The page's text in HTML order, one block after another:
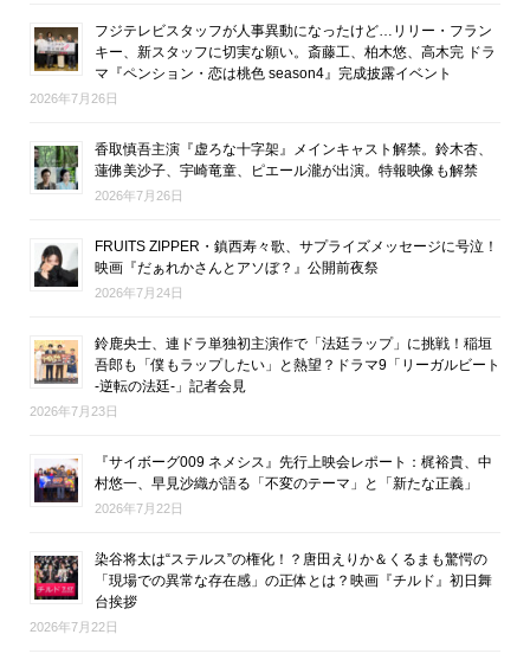
フジテレビスタッフが人事異動になったけど…リリー・フラン
キー、新スタッフに切実な願い。斎藤工、柏木悠、高木完 ドラ
マ『ペンション・恋は桃色 season4』完成披露イベント
2026年7月26日
香取慎吾主演『虚ろな十字架』メインキャスト解禁。鈴木杏、
蓮佛美沙子、宇崎竜童、ピエール瀧が出演。特報映像も解禁
2026年7月26日
FRUITS ZIPPER・鎮西寿々歌、サプライズメッセージに号泣！
映画『だぁれかさんとアソぼ？』公開前夜祭
2026年7月24日
鈴鹿央士、連ドラ単独初主演作で「法廷ラップ」に挑戦！稲垣
吾郎も「僕もラップしたい」と熱望？ドラマ9「リーガルビート
-逆転の法廷-」記者会見
2026年7月23日
『サイボーグ009 ネメシス』先行上映会レポート：梶裕貴、中
村悠一、早見沙織が語る「不変のテーマ」と「新たな正義」
2026年7月22日
染谷将太は“ステルス”の権化！？唐田えりか＆くるまも驚愕の
「現場での異常な存在感」の正体とは？映画『チルド』初日舞
台挨拶
2026年7月22日